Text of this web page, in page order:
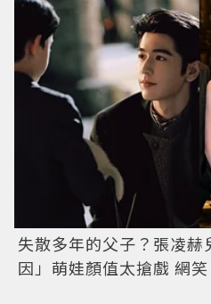
失散多年的父子？張凌
因」萌娃顏值太搶戲 網